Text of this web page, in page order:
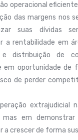
operacional
das margens nos
suas dívidas
a rentabilidade em
distribuição de
em oportunidade de
de perder
extrajudicial
mas em
a crescer de forma